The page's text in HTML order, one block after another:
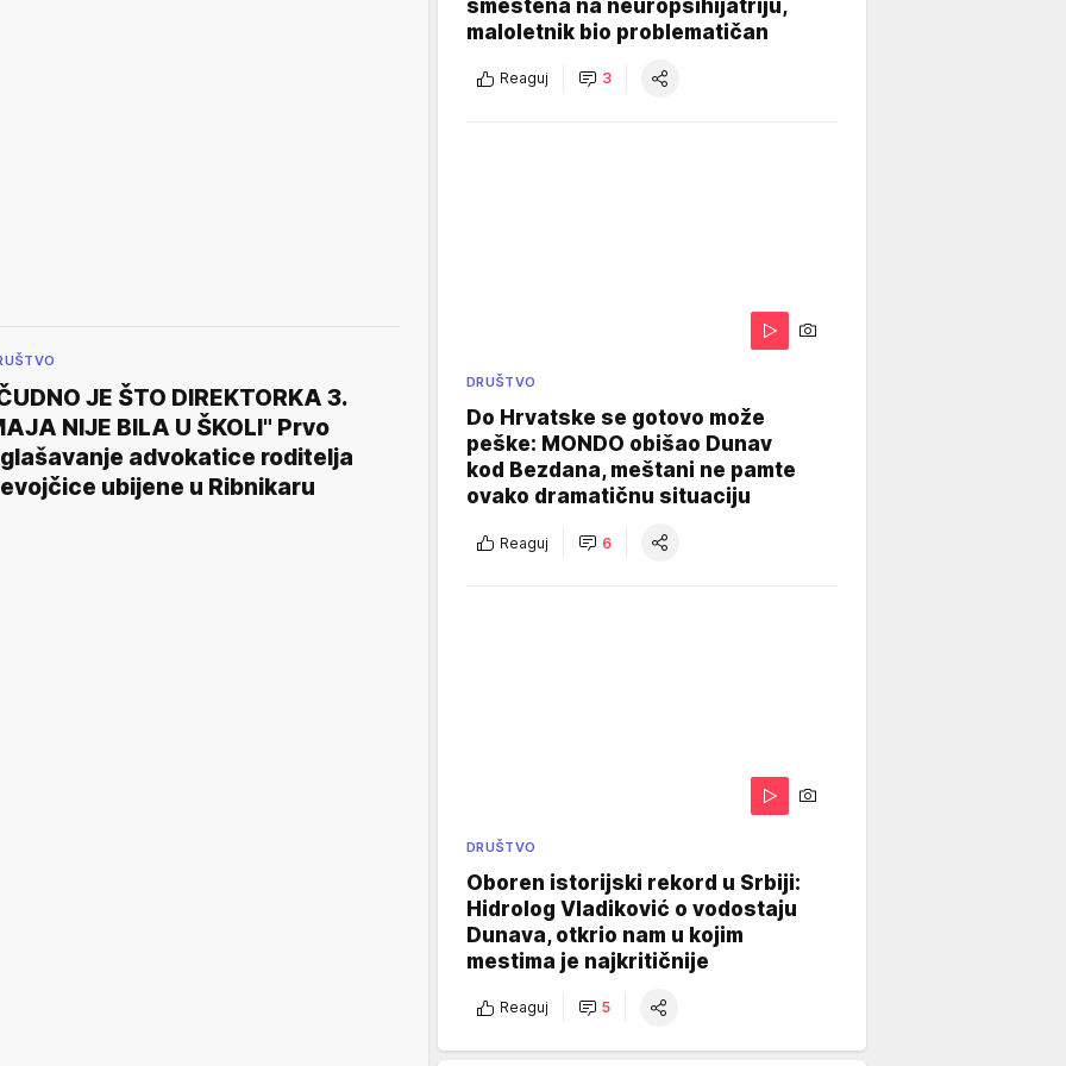
JE ŠTO DIREKTORKA 3.
NIJE BILA U ŠKOLI" Prvo
advokatice roditelja
ubijene u Ribnikaru
smeštena na neuropsihijatriju,
maloletnik bio problematičan
Reaguj 3
DRUŠTVO
Do Hrvatske se gotovo može
peške: MONDO obišao Dunav
kod Bezdana, meštani ne pamte
ovako dramatičnu situaciju
Reaguj 6
DRUŠTVO
Oboren istorijski rekord u Srbiji:
Hidrolog Vladiković o vodostaju
Dunava, otkrio nam u kojim
mestima je najkritičnije
Reaguj 5